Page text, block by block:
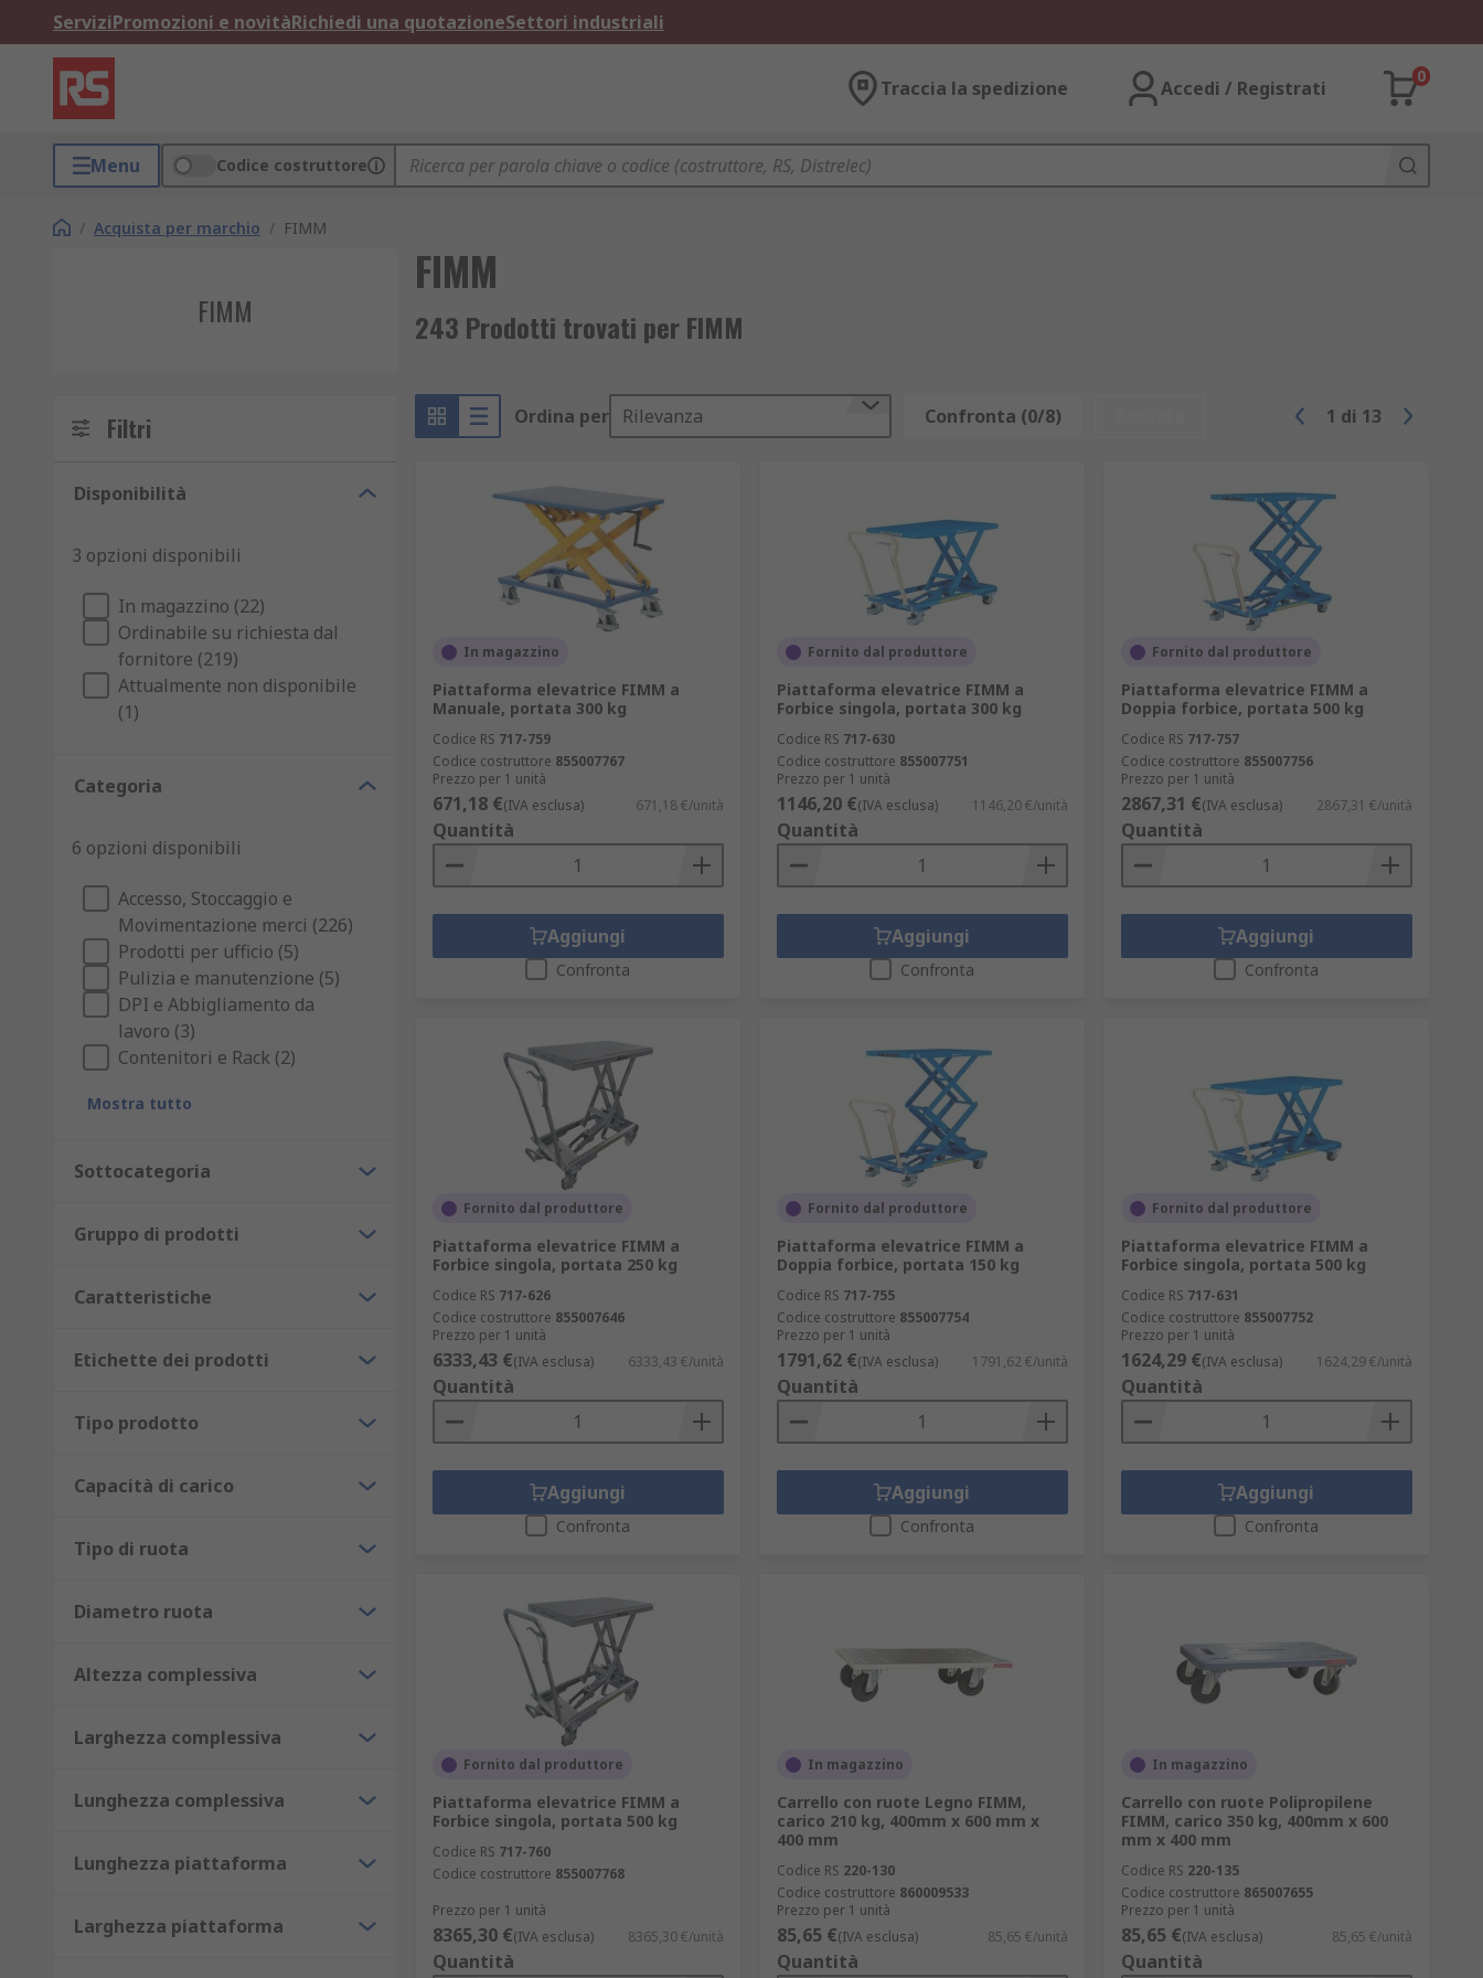
ServiziPromozioni e novitàRichiedi una quotazioneSettori industriali
Traccia la spedizione Accedi / Registrati
0
Menu Codice costruttore
/ Acquista per marchio / FIMM
FIMM
FIMM
243 Prodotti trovati per FIMM
Filtri
Disponibilità
3 opzioni disponibili
In magazzino (22)
Ordinabile su richiesta dal
fornitore (219)
Attualmente non disponibile
(1)
Categoria
6 opzioni disponibili
Accesso, Stoccaggio e
Movimentazione merci (226)
Prodotti per ufficio (5)
Pulizia e manutenzione (5)
DPI e Abbigliamento da
lavoro (3)
Contenitori e Rack (2)
Mostra tutto
Sottocategoria
Gruppo di prodotti
Caratteristiche
Etichette dei prodotti
Tipo prodotto
Capacità di carico
Tipo di ruota
Diametro ruota
Altezza complessiva
Larghezza complessiva
Lunghezza complessiva
Lunghezza piattaforma
Larghezza piattaforma
Ordina per Rilevanza Confronta (0/8) 1 di 13
In magazzino
Piattaforma elevatrice FIMM a
Manuale, portata 300 kg
Codice RS 717-759
Codice costruttore 855007767
Prezzo per 1 unità
671,18 €(IVA esclusa) 671,18 €/unità
Quantità
Aggiungi
Confronta
Fornito dal produttore
Piattaforma elevatrice FIMM a
Forbice singola, portata 300 kg
Codice RS 717-630
Codice costruttore 855007751
Prezzo per 1 unità
1146,20 €(IVA esclusa) 1146,20 €/unità
Quantità
Aggiungi
Confronta
Fornito dal produttore
Piattaforma elevatrice FIMM a
Doppia forbice, portata 500 kg
Codice RS 717-757
Codice costruttore 855007756
Prezzo per 1 unità
2867,31 €(IVA esclusa) 2867,31 €/unità
Quantità
Aggiungi
Confronta
Fornito dal produttore
Piattaforma elevatrice FIMM a
Forbice singola, portata 250 kg
Codice RS 717-626
Codice costruttore 855007646
Prezzo per 1 unità
6333,43 €(IVA esclusa) 6333,43 €/unità
Quantità
Aggiungi
Confronta
Fornito dal produttore
Piattaforma elevatrice FIMM a
Doppia forbice, portata 150 kg
Codice RS 717-755
Codice costruttore 855007754
Prezzo per 1 unità
1791,62 €(IVA esclusa) 1791,62 €/unità
Quantità
Aggiungi
Confronta
Fornito dal produttore
Piattaforma elevatrice FIMM a
Forbice singola, portata 500 kg
Codice RS 717-631
Codice costruttore 855007752
Prezzo per 1 unità
1624,29 €(IVA esclusa) 1624,29 €/unità
Quantità
Aggiungi
Confronta
Fornito dal produttore
Piattaforma elevatrice FIMM a
Forbice singola, portata 500 kg
Codice RS 717-760
Codice costruttore 855007768
Prezzo per 1 unità
8365,30 €(IVA esclusa) 8365,30 €/unità
Quantità
In magazzino
Carrello con ruote Legno FIMM,
carico 210 kg, 400mm x 600 mm x
400 mm
Codice RS 220-130
Codice costruttore 860009533
Prezzo per 1 unità
85,65 €(IVA esclusa) 85,65 €/unità
Quantità
In magazzino
Carrello con ruote Polipropilene
FIMM, carico 350 kg, 400mm x 600
mm x 400 mm
Codice RS 220-135
Codice costruttore 865007655
Prezzo per 1 unità
85,65 €(IVA esclusa) 85,65 €/unità
Quantità